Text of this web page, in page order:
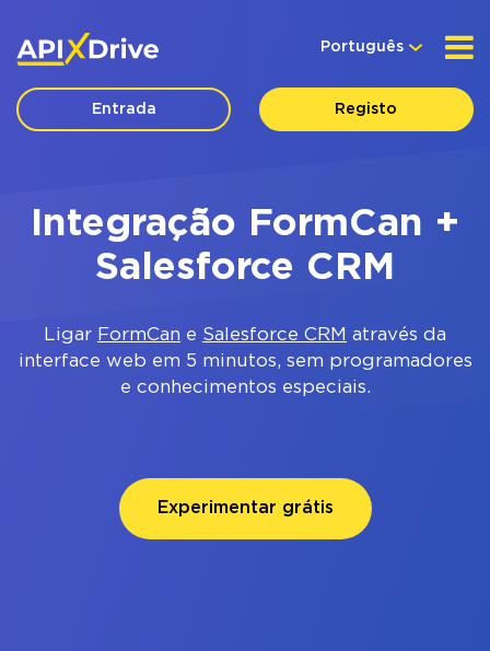
Português
Entrada Registo
Integração FormCan +
Salesforce CRM
Ligar FormCan e Salesforce CRM através da
interface web em 5 minutos, sem programadores
e conhecimentos especiais.
Experimentar grátis